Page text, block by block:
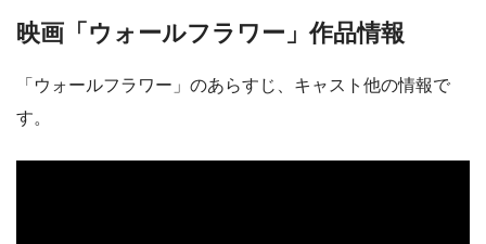
映画「ウォールフラワー」作品情報
「ウォールフラワー」のあらすじ、キャスト他の情報で
す。